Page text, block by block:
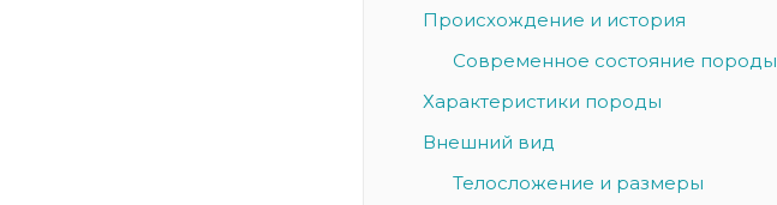
Происхождение и история
Современное состояние породы
Характеристики породы
Внешний вид
Телосложение и размеры